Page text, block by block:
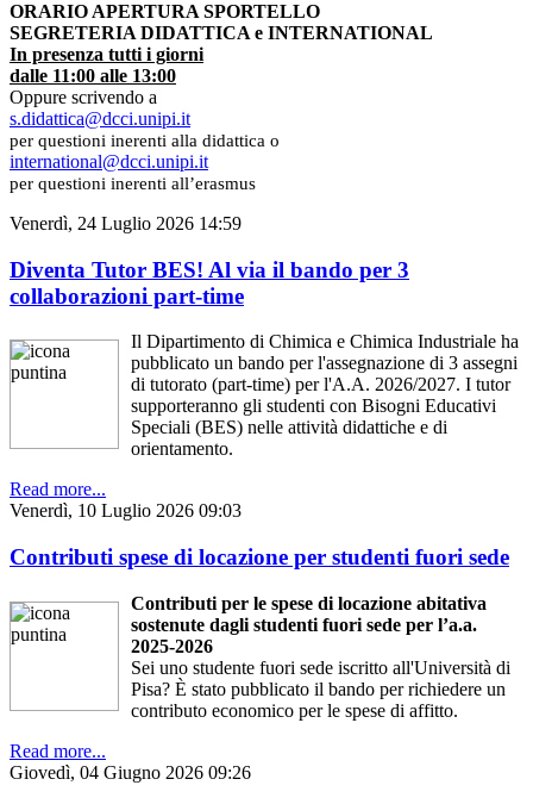
ORARIO APERTURA SPORTELLO
SEGRETERIA DIDATTICA e INTERNATIONAL
In presenza tutti i giorni
dalle 11:00 alle 13:00
Oppure scrivendo a
s.didattica@dcci.unipi.it
per questioni inerenti alla didattica o
international@dcci.unipi.it
per questioni inerenti all’erasmus
Venerdì, 24 Luglio 2026 14:59
Diventa Tutor BES! Al via il bando per 3
collaborazioni part-time
Il Dipartimento di Chimica e Chimica Industriale ha
pubblicato un bando per l'assegnazione di 3 assegni
di tutorato (part-time) per l'A.A. 2026/2027. I tutor
supporteranno gli studenti con Bisogni Educativi
Speciali (BES) nelle attività didattiche e di
orientamento.
Read more...
Venerdì, 10 Luglio 2026 09:03
Contributi spese di locazione per studenti fuori sede
Contributi per le spese di locazione abitativa
sostenute dagli studenti fuori sede per l’a.a.
2025-2026
Sei uno studente fuori sede iscritto all'Università di
Pisa? È stato pubblicato il bando per richiedere un
contributo economico per le spese di affitto.
Read more...
Giovedì, 04 Giugno 2026 09:26